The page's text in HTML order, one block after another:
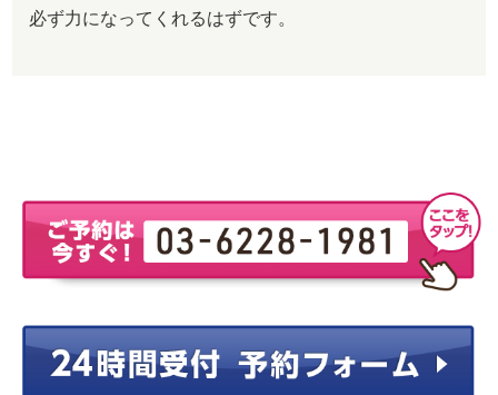
必ず力になってくれるはずです。